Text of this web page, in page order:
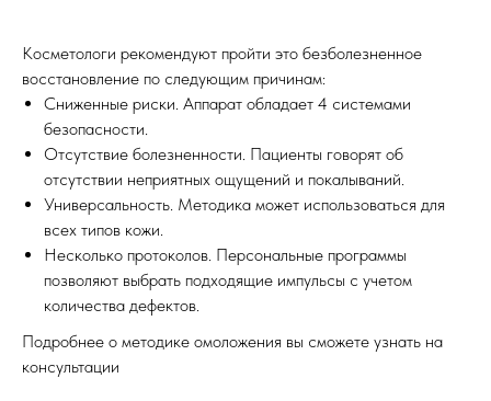
Косметологи рекомендуют пройти это безболезненное
восстановление по следующим причинам:
Сниженные риски. Аппарат обладает 4 системами
безопасности.
Отсутствие болезненности. Пациенты говорят об
отсутствии неприятных ощущений и покалываний.
Универсальность. Методика может использоваться для
всех типов кожи.
Несколько протоколов. Персональные программы
позволяют выбрать подходящие импульсы с учетом
количества дефектов.
Подробнее о методике омоложения вы сможете узнать на
консультации